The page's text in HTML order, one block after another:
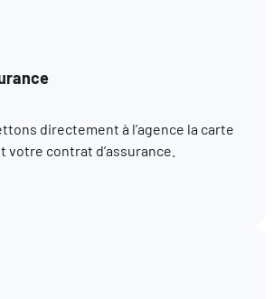
directement à l’agence la carte
contrat d’assurance.